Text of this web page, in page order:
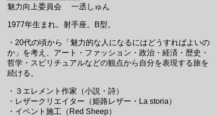
魅力向上委員会 一丞しゅん
1977年生まれ。射手座。B型。
・20代の頃から「魅力的な人になるにはどうすればよいの
か」を考え、アート・ファッション・政治・経済・歴史・
哲学・スピリチュアルなどの観点から自分を表現する旅を
続ける。
・３エレメント作家（小説・詩）
・レザークリエイター（姫路レザー・La storia）
・イベント施工（Red Sheep）